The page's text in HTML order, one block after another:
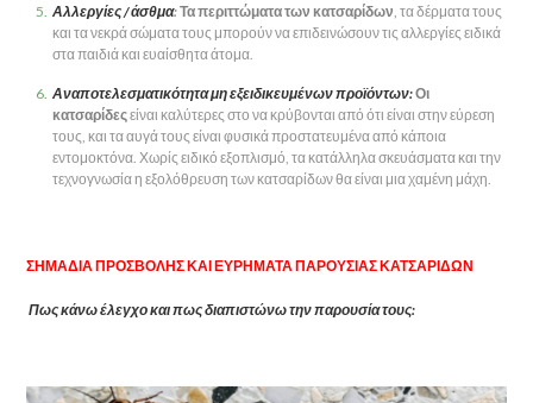
Αλλεργίες / άσθμα:Τα περιττώματα των κατσαρίδων τα δέρματα τους
και τα νεκρά σώματα τους μπορούν να επιδεινώσουν τις αλλεργίες ειδικά
στα παιδιά και ευαίσθητα άτομα.
Αναποτελεσματικότητα μη εξειδικευμένων προϊόντων:Οι
κατσαρίδεςείναι καλύτερες στο να κρύβονται από ότι είναι στην εύρεση
τους, και τα αυγά τους είναι φυσικά προστατευμένα από κάποια
εντομοκτόνα. Χωρίς ειδικό εξοπλισμό, τα κατάλληλα σκευάσματα και την
τεχνογνωσία η εξολόθρευση των κατσαρίδων θα είναι μια χαμένη μάχη.
ΣΗΜΑΔΙΑ ΠΡΟΣΒΟΛΗΣ ΚΑΙ ΕΥΡΗΜΑΤΑ ΠΑΡΟΥΣΙΑΣ ΚΑΤΣΑΡΙΔΩΝ
Πως κάνω έλεγχο και πως διαπιστώνω την παρουσία τους: